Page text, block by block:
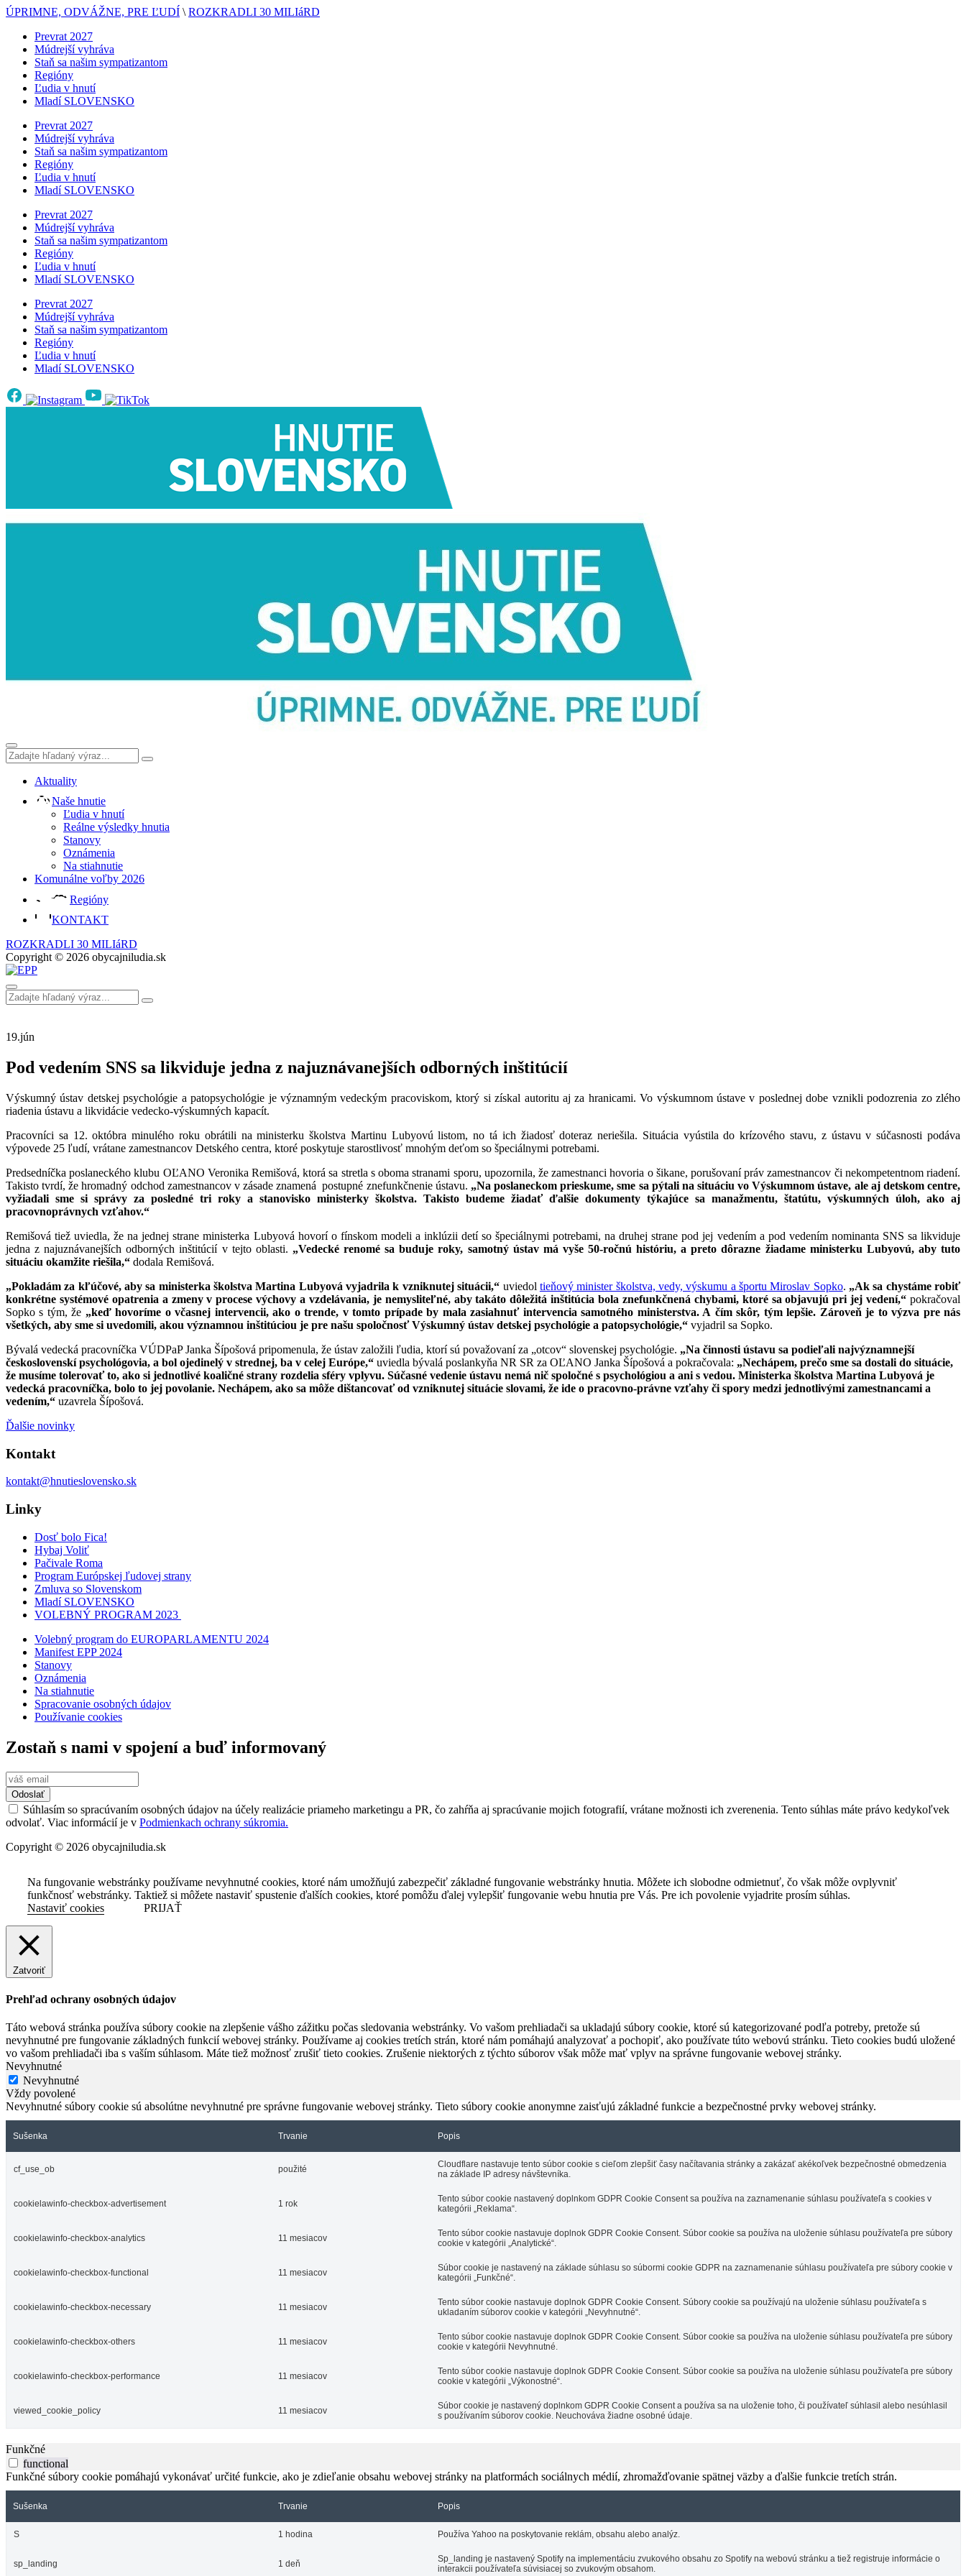
ÚPRIMNE, ODVÁŽNE, PRE ĽUDÍ \ ROZKRADLI 30 MILIáRD
Prevrat 2027
Múdrejší vyhráva
Staň sa našim sympatizantom
Regióny
Ľudia v hnutí
Mladí SLOVENSKO
Prevrat 2027
Múdrejší vyhráva
Staň sa našim sympatizantom
Regióny
Ľudia v hnutí
Mladí SLOVENSKO
Prevrat 2027
Múdrejší vyhráva
Staň sa našim sympatizantom
Regióny
Ľudia v hnutí
Mladí SLOVENSKO
Prevrat 2027
Múdrejší vyhráva
Staň sa našim sympatizantom
Regióny
Ľudia v hnutí
Mladí SLOVENSKO
Aktuality
Naše hnutie
Ľudia v hnutí
Reálne výsledky hnutia
Stanovy
Oznámenia
Na stiahnutie
Komunálne voľby 2026
Regióny
KONTAKT
ROZKRADLI 30 MILIáRD
Copyright © 2026 obycajniludia.sk
19.jún
Pod vedením SNS sa likviduje jedna z najuznávanejších odborných inštitúcií
Výskumný ústav detskej psychológie a patopsychológie je významným vedeckým pracoviskom, ktorý si získal autoritu aj za hranicami. Vo výskumnom ústave v poslednej dobe vznikli podozrenia zo zlého
riadenia ústavu a likvidácie vedecko-výskumných kapacít.
Pracovníci sa 12. októbra minulého roku obrátili na ministerku školstva Martinu Lubyovú listom, no tá ich žiadosť doteraz neriešila. Situácia vyústila do krízového stavu, z ústavu v súčasnosti podáva
výpovede 25 ľudí, vrátane zamestnancov Detského centra, ktoré poskytuje starostlivosť mnohým deťom so špeciálnymi potrebami.
Predsedníčka poslaneckého klubu OĽANO Veronika Remišová, ktorá sa stretla s oboma stranami sporu, upozornila, že zamestnanci hovoria o šikane, porušovaní práv zamestnancov či nekompetentnom riadení.
Takisto tvrdí, že hromadný odchod zamestnancov v zásade znamená postupné znefunkčnenie ústavu. „Na poslaneckom prieskume, sme sa pýtali na situáciu vo Výskumnom ústave, ale aj detskom centre,
vyžiadali sme si správy za posledné tri roky a stanovisko ministerky školstva. Takisto budeme žiadať ďalšie dokumenty týkajúce sa manažmentu, štatútu, výskumných úloh, ako aj
pracovnoprávnych vzťahov.“
Remišová tiež uviedla, že na jednej strane ministerka Lubyová hovorí o fínskom modeli a inklúzii detí so špeciálnymi potrebami, na druhej strane pod jej vedením a pod vedením nominanta SNS sa likviduje
jedna z najuznávanejších odborných inštitúcií v tejto oblasti. „Vedecké renomé sa buduje roky, samotný ústav má vyše 50-ročnú históriu, a preto dôrazne žiadame ministerku Lubyovú, aby tuto
situáciu okamžite riešila,“ dodala Remišová.
„Pokladám za kľúčové, aby sa ministerka školstva Martina Lubyová vyjadrila k vzniknutej situácii,“ uviedol tieňový minister školstva, vedy, výskumu a športu Miroslav Sopko. „Ak sa chystáme robiť
konkrétne systémové opatrenia a zmeny v procese výchovy a vzdelávania, je nemysliteľné, aby takáto dôležitá inštitúcia bola znefunkčnená chybami, ktoré sa objavujú pri jej vedení,“ pokračoval
Sopko s tým, že „keď hovoríme o včasnej intervencii, ako o trende, v tomto prípade by mala zasiahnuť intervencia samotného ministerstva. A čím skôr, tým lepšie. Zároveň je to výzva pre nás
všetkých, aby sme si uvedomili, akou významnou inštitúciou je pre našu spoločnosť Výskumný ústav detskej psychológie a patopsychológie,“ vyjadril sa Sopko.
Bývalá vedecká pracovníčka VÚDPaP Janka Šípošová pripomenula, že ústav založili ľudia, ktorí sú považovaní za „otcov“ slovenskej psychológie. „Na činnosti ústavu sa podieľali najvýznamnejší
československí psychológovia, a bol ojedinelý v strednej, ba v celej Európe,“ uviedla bývalá poslankyňa NR SR za OĽANO Janka Šípošová a pokračovala: „Nechápem, prečo sme sa dostali do situácie,
že musíme tolerovať to, ako si jednotlivé koaličné strany rozdelia sféry vplyvu. Súčasné vedenie ústavu nemá nič spoločné s psychológiou a ani s vedou. Ministerka školstva Martina Lubyová je
vedecká pracovníčka, bolo to jej povolanie. Nechápem, ako sa môže dištancovať od vzniknutej situácie slovami, že ide o pracovno-právne vzťahy či spory medzi jednotlivými zamestnancami a
vedením,“ uzavrela Šípošová.
Ďalšie novinky
Kontakt
kontakt@hnutieslovensko.sk
Linky
Dosť bolo Fica!
Hybaj Voliť
Pačivale Roma
Program Európskej ľudovej strany
Zmluva so Slovenskom
Mladí SLOVENSKO
VOLEBNÝ PROGRAM 2023
Volebný program do EUROPARLAMENTU 2024
Manifest EPP 2024
Stanovy
Oznámenia
Na stiahnutie
Spracovanie osobných údajov
Používanie cookies
Zostaň s nami v spojení a buď informovaný
Odoslať
Súhlasím so spracúvaním osobných údajov na účely realizácie priameho marketingu a PR, čo zahŕňa aj spracúvanie mojich fotografií, vrátane možnosti ich zverenenia. Tento súhlas máte právo kedykoľvek
odvolať. Viac informácií je v Podmienkach ochrany súkromia.
Copyright © 2026 obycajniludia.sk
Na fungovanie webstránky používame nevyhnutné cookies, ktoré nám umožňujú zabezpečiť základné fungovanie webstránky hnutia. Môžete ich slobodne odmietnuť, čo však môže ovplyvniť
funkčnosť webstránky. Taktiež si môžete nastaviť spustenie ďalších cookies, ktoré pomôžu ďalej vylepšiť fungovanie webu hnutia pre Vás. Pre ich povolenie vyjadrite prosím súhlas.
Nastaviť cookies
PRIJAŤ
Zatvoriť
Prehľad ochrany osobných údajov
Táto webová stránka používa súbory cookie na zlepšenie vášho zážitku počas sledovania webstránky. Vo vašom prehliadači sa ukladajú súbory cookie, ktoré sú kategorizované podľa potreby, pretože sú
nevyhnutné pre fungovanie základných funkcií webovej stránky. Používame aj cookies tretích strán, ktoré nám pomáhajú analyzovať a pochopiť, ako používate túto webovú stránku. Tieto cookies budú uložené
vo vašom prehliadači iba s vaším súhlasom. Máte tiež možnosť zrušiť tieto cookies. Zrušenie niektorých z týchto súborov však môže mať vplyv na správne fungovanie webovej stránky.
Nevyhnutné
Nevyhnutné
Vždy povolené
Nevyhnutné súbory cookie sú absolútne nevyhnutné pre správne fungovanie webovej stránky. Tieto súbory cookie anonymne zaisťujú základné funkcie a bezpečnostné prvky webovej stránky.
Sušenka Trvanie Popis
cf_use_ob použité
Cloudflare nastavuje tento súbor cookie s cieľom zlepšiť časy načítavania stránky a zakázať akékoľvek bezpečnostné obmedzenia
na základe IP adresy návštevníka.
cookielawinfo-checkbox-advertisement 1 rok
Tento súbor cookie nastavený doplnkom GDPR Cookie Consent sa používa na zaznamenanie súhlasu používateľa s cookies v
kategórii „Reklama“.
cookielawinfo-checkbox-analytics 11 mesiacov
Tento súbor cookie nastavuje doplnok GDPR Cookie Consent. Súbor cookie sa používa na uloženie súhlasu používateľa pre súbory
cookie v kategórii „Analytické“.
cookielawinfo-checkbox-functional 11 mesiacov
Súbor cookie je nastavený na základe súhlasu so súbormi cookie GDPR na zaznamenanie súhlasu používateľa pre súbory cookie v
kategórii „Funkčné“.
cookielawinfo-checkbox-necessary 11 mesiacov
Tento súbor cookie nastavuje doplnok GDPR Cookie Consent. Súbory cookie sa používajú na uloženie súhlasu používateľa s
ukladaním súborov cookie v kategórii „Nevyhnutné“.
cookielawinfo-checkbox-others 11 mesiacov
Tento súbor cookie nastavuje doplnok GDPR Cookie Consent. Súbor cookie sa používa na uloženie súhlasu používateľa pre súbory
cookie v kategórii Nevyhnutné.
cookielawinfo-checkbox-performance 11 mesiacov
Tento súbor cookie nastavuje doplnok GDPR Cookie Consent. Súbor cookie sa používa na uloženie súhlasu používateľa pre súbory
cookie v kategórii „Výkonostné“.
viewed_cookie_policy 11 mesiacov
Súbor cookie je nastavený doplnkom GDPR Cookie Consent a používa sa na uloženie toho, či používateľ súhlasil alebo nesúhlasil
s používaním súborov cookie. Neuchováva žiadne osobné údaje.
Funkčné
functional
Funkčné súbory cookie pomáhajú vykonávať určité funkcie, ako je zdieľanie obsahu webovej stránky na platformách sociálnych médií, zhromažďovanie spätnej väzby a ďalšie funkcie tretích strán.
Sušenka Trvanie Popis
S 1 hodina Používa Yahoo na poskytovanie reklám, obsahu alebo analýz.
sp_landing 1 deň
Sp_landing je nastavený Spotify na implementáciu zvukového obsahu zo Spotify na webovú stránku a tiež registruje informácie o
interakcii používateľa súvisiacej so zvukovým obsahom.